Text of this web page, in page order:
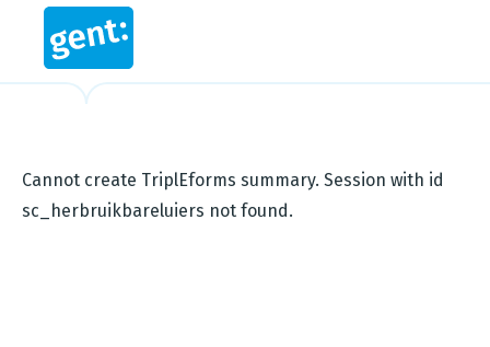
Cannot create TriplEforms summary. Session with id
sc_herbruikbareluiers not found.